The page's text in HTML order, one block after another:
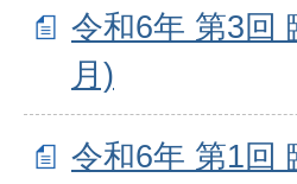
令和6年 第3回
月)
令和6年 第1回